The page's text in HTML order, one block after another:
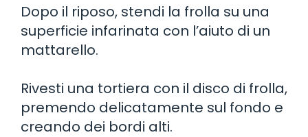
Dopo il riposo, stendi la frolla su una
superficie infarinata con l’aiuto di un
mattarello.
Rivesti una tortiera con il disco di frolla,
premendo delicatamente sul fondo e
creando dei bordi alti.